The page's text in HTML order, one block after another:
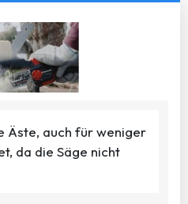
Äste, auch für weniger
da die Säge nicht